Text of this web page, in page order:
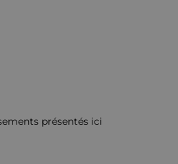
présentés ici